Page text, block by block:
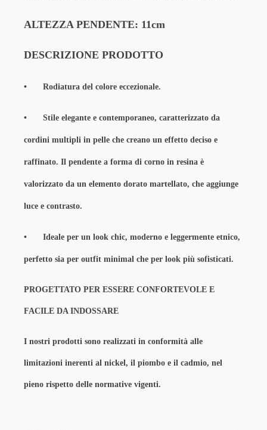
ALTEZZA PENDENTE: 11cm
DESCRIZIONE PRODOTTO
• Rodiatura del colore eccezionale.
• Stile elegante e contemporaneo, caratterizzato da
cordini multipli in pelle che creano un effetto deciso e
raffinato. Il pendente a forma di corno in resina è
valorizzato da un elemento dorato martellato, che aggiunge
luce e contrasto.
• Ideale per un look chic, moderno e leggermente etnico,
perfetto sia per outfit minimal che per look più sofisticati.
PROGETTATO PER ESSERE CONFORTEVOLE E
FACILE DA INDOSSARE
I nostri prodotti sono realizzati in conformità alle
limitazioni inerenti al nickel, il piombo e il cadmio, nel
pieno rispetto delle normative vigenti.